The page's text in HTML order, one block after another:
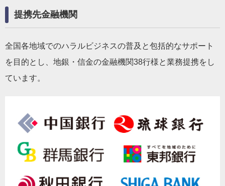
提携先金融機関
全国各地域でのハラルビジネスの普及と包括的なサポート
を目的とし、地銀・信金の金融機関38行様と業務提携をし
ています。